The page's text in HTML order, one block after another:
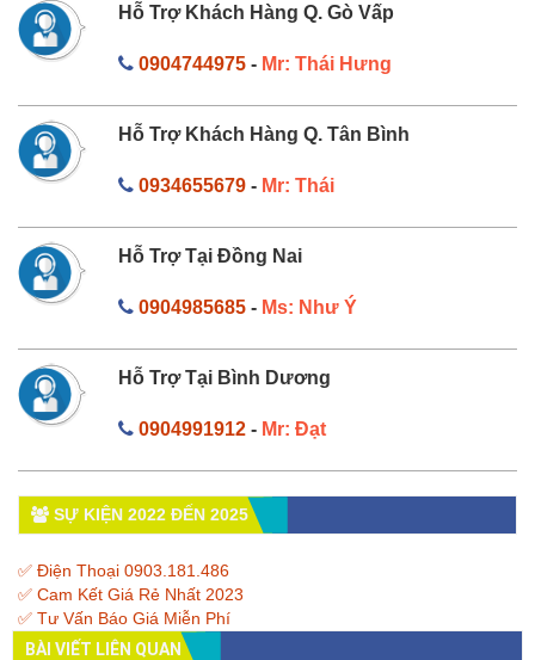
Hỗ Trợ Khách Hàng Q. Gò Vấp
0904744975- Mr: Thái Hưng
Hỗ Trợ Khách Hàng Q. Tân Bình
0934655679- Mr: Thái
Hỗ Trợ Tại Đồng Nai
0904985685- Ms: Như Ý
Hỗ Trợ Tại Bình Dương
0904991912- Mr: Đạt
SỰ KIỆN 2022 ĐẾN 2025
✅ Điện Thoại 0903.181.486
✅ Cam Kết Giá Rẻ Nhất 2023
✅ Tư Vấn Báo Giá Miễn Phí
BÀI VIẾT LIÊN QUAN